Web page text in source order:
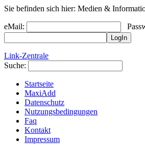
Sie befinden sich hier: Medien &
eMail:
Link-Zentrale
Suche:
Startseite
MaxiAdd
Datenschutz
Nutzungsbedingungen
Faq
Kontakt
Impressum